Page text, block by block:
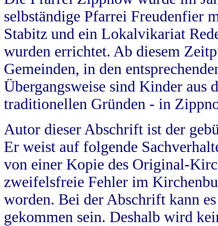
selbständige Pfarrei Freudenfier
Stabitz und ein Lokalvikariat
wurden errichtet. Ab diesem
Gemeinden, in den
Übergangsweise sind Kinder aus
traditionellen Gründen - in
Autor dieser Abschrift ist der
Er weist auf folgende
von einer Kopie des Original-
zweifelsfreie Fehler im
worden. Bei der Abschrift kann
gekommen sein. Deshalb wird